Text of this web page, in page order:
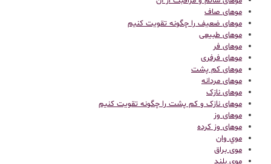
موهای صاف
موهای ضعیف را چگونه تقویت کنیم
موهای طبیعی
موهای فر
موهای فرفری
موهای کم پشت
موهای مردانه
موهای نازک
موهای نازک و کم پشت را چگونه تقویت کنیم
موهای وز
موهای وز کرده
موي وان
موی براق
موی بلند